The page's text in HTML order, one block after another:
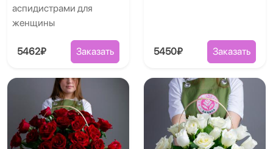
аспидистрами для
женщины
5462₽ Заказать 5450₽ Заказать